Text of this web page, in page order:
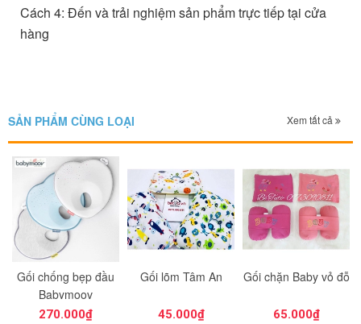
Cách 4: Đến và trải nghiệm sản phẩm trực tiếp tại cửa
hàng
SẢN PHẨM CÙNG LOẠI Xem tất cả
Gối chống bẹp đầu
Babymoov
270.000₫
Gối lõm Tâm An
45.000₫
Gối chặn Baby vỏ đỗ
65.000₫